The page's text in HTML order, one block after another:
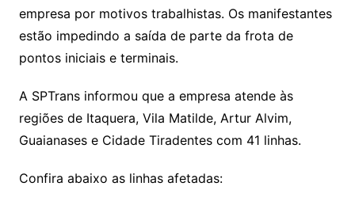
empresa por motivos trabalhistas. Os manifestantes
estão impedindo a saída de parte da frota de
pontos iniciais e terminais.
A SPTrans informou que a empresa atende às
regiões de Itaquera, Vila Matilde, Artur Alvim,
Guaianases e Cidade Tiradentes com 41 linhas.
Confira abaixo as linhas afetadas: